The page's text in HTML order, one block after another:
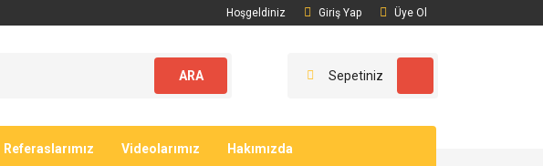
Hoşgeldiniz Giriş Yap Üye Ol
ARA Sepetiniz
Referaslarımız Videolarımız Hakımızda